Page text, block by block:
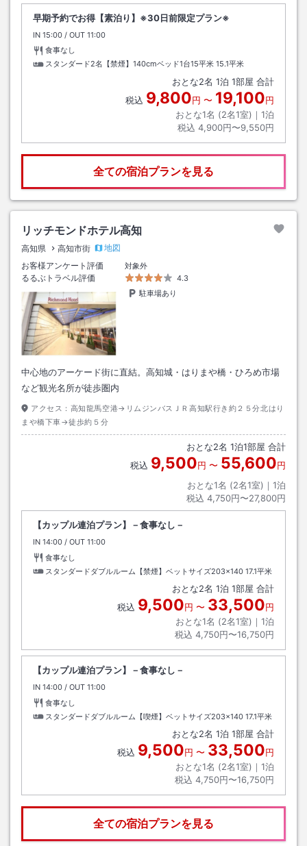
早期予約でお得【素泊り】※30日前限定プラン※
IN チェックイン
15:00 / OUT チェックアウト
11:00
食事なし
スタンダード2名【禁煙】140cmベッド1台15平米 15.1平米
おとな2名 1泊 1部屋 合計
税込 9,800円 〜 19,100円
おとな1名 (2名1室)｜ 1泊
税込 4,900円〜9,550円
全ての宿泊プランを見る
リッチモンドホテル高知
高知県 高知市街
地図
お客様アンケート評価
対象外
るるぶトラベル評価
4.3
駐車場あり
中心地のアーケード街に直結。高知城・はりまや橋・ひろめ市場
など観光名所が徒歩圏内
アクセス： 高知龍馬空港→リムジンバスＪＲ高知駅行き約２５分北はり
まや橋下車→徒歩約５分
おとな2名 1泊1部屋 合計
税込 9,500円 〜 55,600円
おとな1名 (2名1室)｜ 1泊
税込 4,750円〜27,800円
【カップル連泊プラン】－食事なし－
IN チェックイン
14:00 / OUT チェックアウト
11:00
食事なし
スタンダードダブルルーム【禁煙】ベットサイズ203×140 17.1平米
おとな2名 1泊 1部屋 合計
税込 9,500円 〜 33,500円
おとな1名 (2名1室)｜ 1泊
税込 4,750円〜16,750円
【カップル連泊プラン】－食事なし－
IN チェックイン
14:00 / OUT チェックアウト
11:00
食事なし
スタンダードダブルルーム【喫煙】ベットサイズ203×140 17.1平米
おとな2名 1泊 1部屋 合計
税込 9,500円 〜 33,500円
おとな1名 (2名1室)｜ 1泊
税込 4,750円〜16,750円
全ての宿泊プランを見る